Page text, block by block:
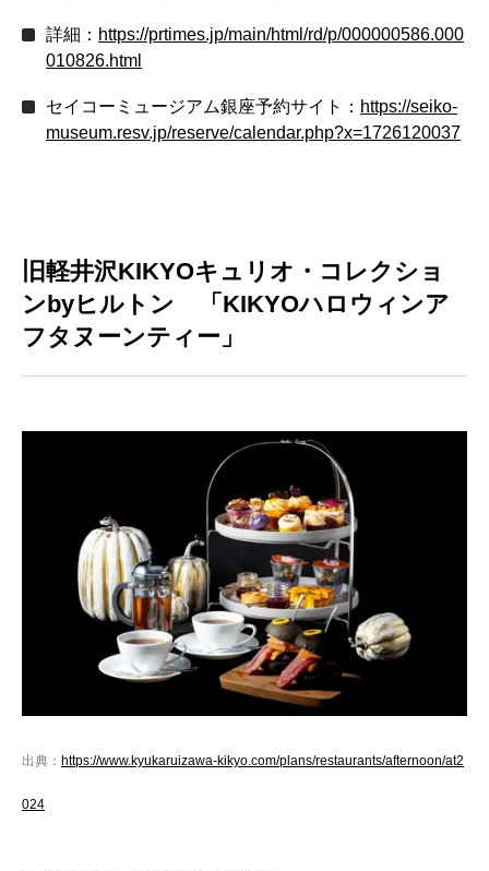
詳細： https://prtimes.jp/main/html/rd/p/000000586.000
010826.html
セイコーミュージアム銀座予約サイト： https://seiko-
museum.resv.jp/reserve/calendar.php?x=1726120037
旧軽井沢KIKYOキュリオ・コレクショ
ンbyヒルトン 「KIKYOハロウィンア
フタヌーンティー」
出典： https://www.kyukaruizawa-kikyo.com/plans/restaurants/afternoon/at2
024